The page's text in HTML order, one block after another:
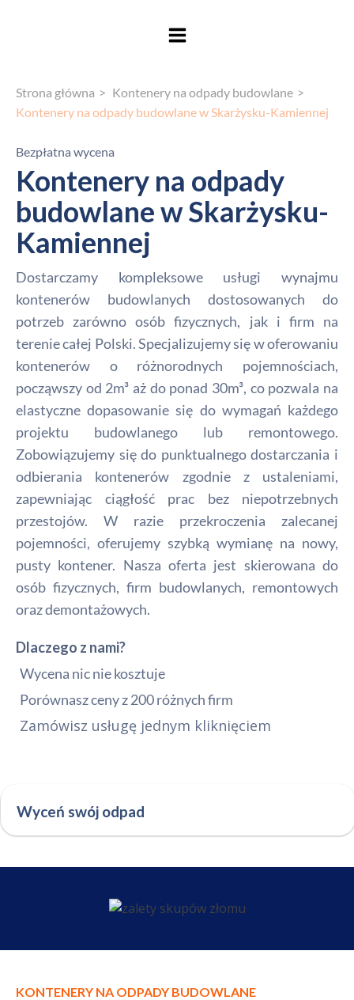
Strona główna
Kontenery na odpady budowlane
Kontenery na odpady budowlane w Skarżysku-Kamiennej
Bezpłatna wycena
Kontenery na odpady
budowlane w Skarżysku-
Kamiennej
Dostarczamy kompleksowe usługi wynajmu
kontenerów budowlanych dostosowanych do
potrzeb zarówno osób fizycznych, jak i firm na
terenie całej Polski. Specjalizujemy się w oferowaniu
kontenerów o różnorodnych pojemnościach,
począwszy od 2m³ aż do ponad 30m³, co pozwala na
elastyczne dopasowanie się do wymagań każdego
projektu budowlanego lub remontowego.
Zobowiązujemy się do punktualnego dostarczania i
odbierania kontenerów zgodnie z ustaleniami,
zapewniając ciągłość prac bez niepotrzebnych
przestojów. W razie przekroczenia zalecanej
pojemności, oferujemy szybką wymianę na nowy,
pusty kontener. Nasza oferta jest skierowana do
osób fizycznych, firm budowlanych, remontowych
oraz demontażowych.
Dlaczego z nami?
Wycena nic nie kosztuje
Porównasz ceny z 200 różnych firm
Zamówisz usługę jednym kliknięciem
Wyceń swój odpad
KONTENERY NA ODPADY BUDOWLANE